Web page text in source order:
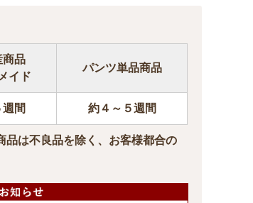
商品
イド
パンツ単品商品
間 約４～５週間
は不良品を除く、お客様都合の